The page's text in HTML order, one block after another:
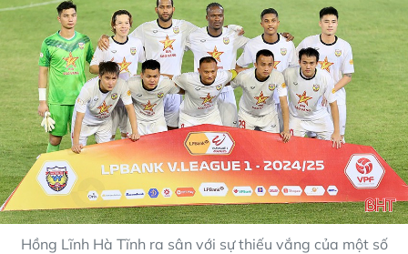
Hồng Lĩnh Hà Tĩnh ra sân với sự thiếu vắng của một số